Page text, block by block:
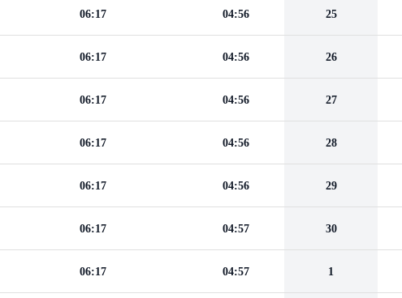
25
04:56
06:17
26
04:56
06:17
27
04:56
06:17
28
04:56
06:17
29
04:56
06:17
30
04:57
06:17
1
04:57
06:17